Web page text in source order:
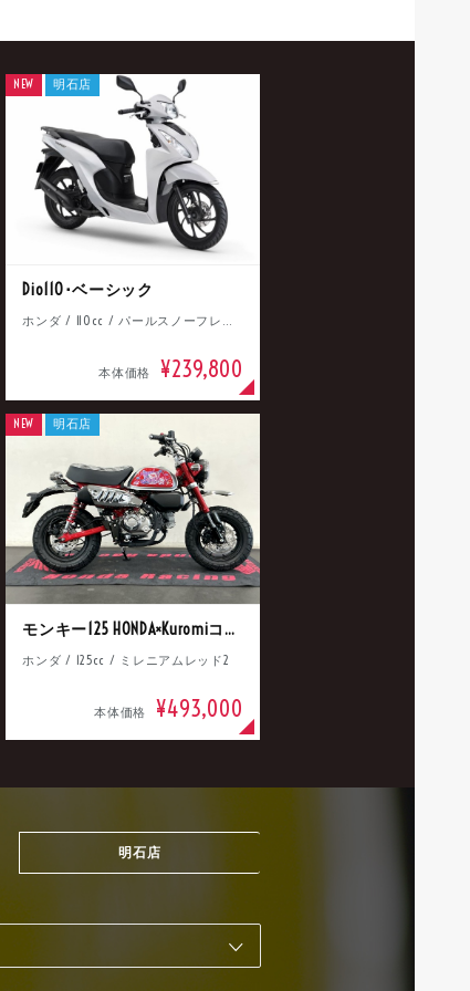
Dio110･ベーシック
ホンダ / 110cc / パールスノーフレークホワイト
本体価格 ¥239,800
NEW 明石店
モンキー125 HONDA×Kuromiコラボ
ホンダ / 125cc / ミレニアムレッド2
本体価格 ¥493,000
NEW 明石店
明石店